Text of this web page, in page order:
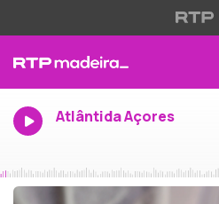
Atlântida Açores